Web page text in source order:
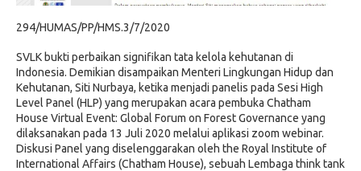
294/HUMAS/PP/HMS.3/7/2020
SVLK bukti perbaikan signifikan tata kelola kehutanan di
Indonesia. Demikian disampaikan Menteri Lingkungan Hidup dan
Kehutanan, Siti Nurbaya, ketika menjadi panelis pada Sesi High
Level Panel (HLP) yang merupakan acara pembuka Chatham
House Virtual Event: Global Forum on Forest Governance yang
dilaksanakan pada 13 Juli 2020 melalui aplikasi zoom webinar.
Diskusi Panel yang diselenggarakan oleh the Royal Institute of
International Affairs (Chatham House), sebuah Lembaga think tank